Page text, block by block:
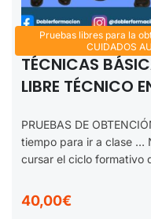
Pruebas libres para la
CUIDADOS
TÉCNICAS
LIBRE TÉCNICO
PRUEBAS DE
tiempo para ir a clase …
cursar el ciclo formativo
40,00€